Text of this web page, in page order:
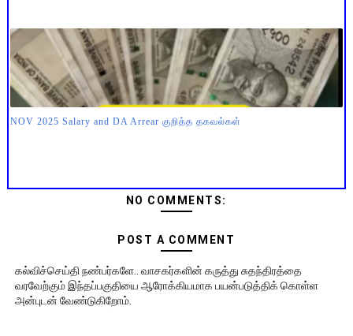
NOV 2025 Salary and DA Arrear குறித்த தகவல்கள்
NO COMMENTS:
POST A COMMENT
கல்விச்செய்தி நண்பர்களே.. வாசகர்களின் கருத்து சுதந்திரத்தை
வரவேற்கும் இந்தப்பகுதியை ஆரோக்கியமாக பயன்படுத்திக் கொள்ள
அன்புடன் வேண்டுகிறோம்.